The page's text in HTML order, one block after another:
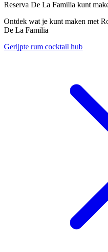
Reserva De La Familia kunt
Ontdek wat je kunt maken met
De La Familia
Gerijpte rum cocktail hub